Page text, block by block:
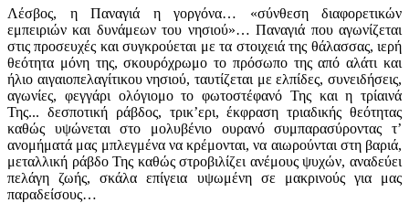
Λέσβος, η Παναγιά η γοργόνα… «σύνθεση διαφορετικών
εμπειριών και δυνάμεων του νησιού»… Παναγιά που αγωνίζεται
στις προσευχές και συγκρούεται με τα στοιχειά της θάλασσας, ιερή
θεότητα μόνη της, σκουρόχρωμο το πρόσωπο της από αλάτι και
ήλιο αιγαιοπελαγίτικου νησιού, ταυτίζεται με ελπίδες, συνειδήσεις,
αγωνίες, φεγγάρι ολόγιομο το φωτοστέφανό Της και η τρίαινά
Της... δεσποτική ράβδος, τρικ’ερι, έκφραση τριαδικής θεότητας
καθώς υψώνεται στο μολυβένιο ουρανό συμπαρασύροντας τ’
ανομήματά μας μπλεγμένα να κρέμονται, να αιωρούνται στη βαριά,
μεταλλική ράβδο Της καθώς στροβιλίζει ανέμους ψυχών, αναδεύει
πελάγη ζωής, σκάλα επίγεια υψωμένη σε μακρινούς για μας
παραδείσους…
π.
Αντώνιος
Καλλιγέρης
Δοκίμια
Θεοδώρος
Γιαννακόπουλος
Γαβριὴλ
Νικολάου
Πεντζίκης